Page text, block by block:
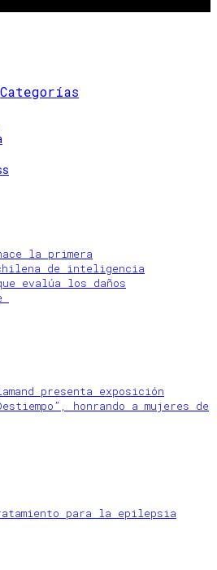
Categorías
la primera
de inteligencia
evalúa los daños
presenta exposición
honrando a mujeres de
para la epilepsia